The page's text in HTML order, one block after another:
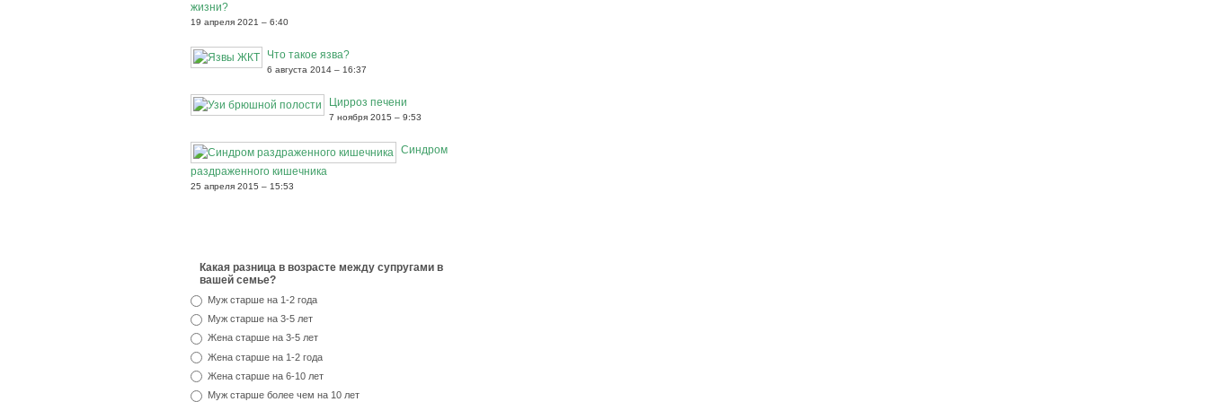
жизни?
19 апреля 2021 – 6:40
Что такое язва?
6 августа 2014 – 16:37
Цирроз печени
7 ноября 2015 – 9:53
Синдром
раздраженного кишечника
25 апреля 2015 – 15:53
Какая разница в возрасте между супругами в
вашей семье?
Муж старше на 1-2 года
Муж старше на 3-5 лет
Жена старше на 3-5 лет
Жена старше на 1-2 года
Жена старше на 6-10 лет
Муж старше более чем на 10 лет